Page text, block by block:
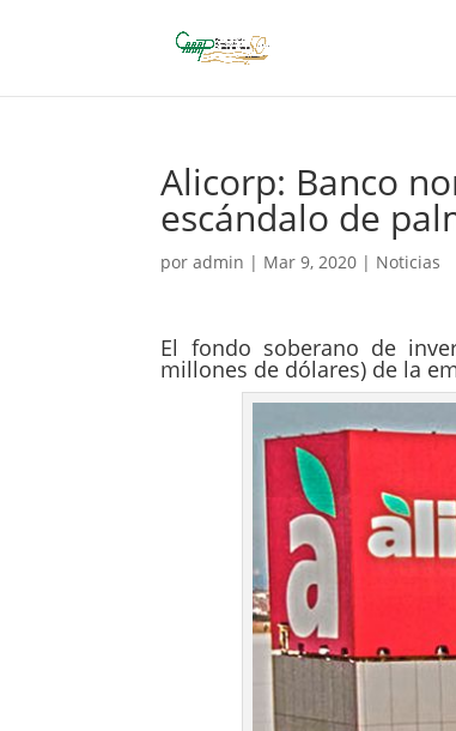
Alicorp: Banco
escándalo de
poradmin | Mar 9, 2020 | Noticias
El fondo soberano de
millones de dólares) de la